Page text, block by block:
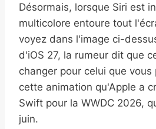
Désormais, lorsque Siri est
multicolore entoure tout
voyez dans l'image ci-
d'iOS 27, la rumeur dit que
changer pour celui que vous
cette animation qu'Apple a
Swift pour la WWDC 2026,
juin.